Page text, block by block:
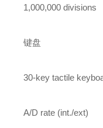
1,000,000 divisions
键盘
30-key tactile
A/D rate (int./ext)